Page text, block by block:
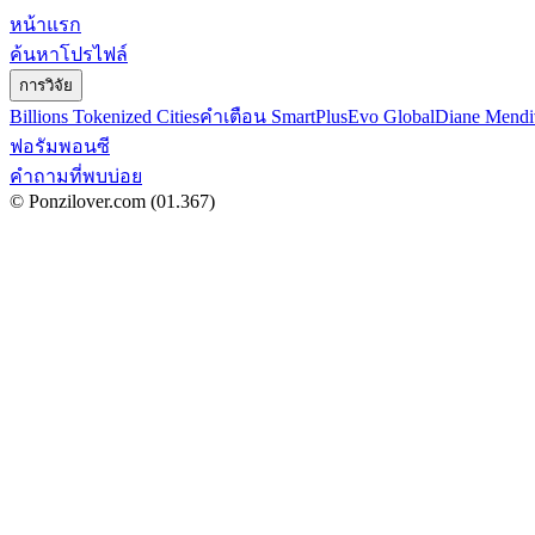
หน้าแรก
ค้นหาโปรไฟล์
การวิจัย
Billions Tokenized Citiesคำเตือน SmartPlusEvo GlobalDiane
ฟอรัมพอนซี
คำถามที่พบบ่อย
© Ponzilover.com (01.367)